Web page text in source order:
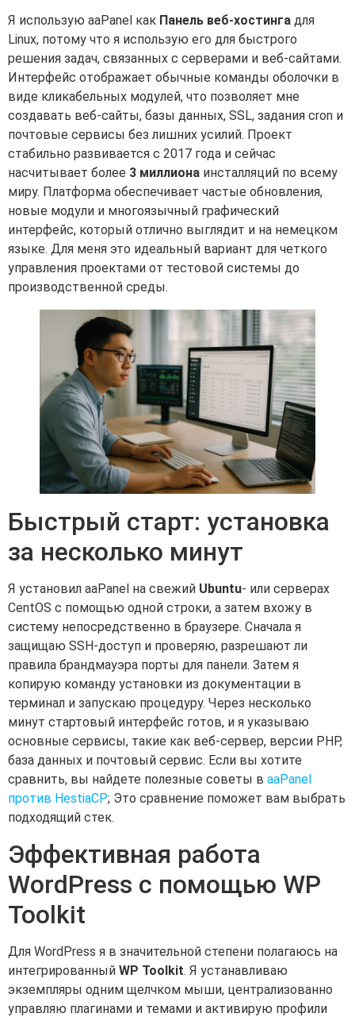
Я использую aaPanel как Панель веб-хостинга для
Linux, потому что я использую его для быстрого
решения задач, связанных с серверами и веб-сайтами.
Интерфейс отображает обычные команды оболочки в
виде кликабельных модулей, что позволяет мне
создавать веб-сайты, базы данных, SSL, задания cron и
почтовые сервисы без лишних усилий. Проект
стабильно развивается с 2017 года и сейчас
насчитывает более 3 миллиона инсталляций по всему
миру. Платформа обеспечивает частые обновления,
новые модули и многоязычный графический
интерфейс, который отлично выглядит и на немецком
языке. Для меня это идеальный вариант для четкого
управления проектами от тестовой системы до
производственной среды.
Быстрый старт: установка
за несколько минут
Я установил aaPanel на свежий Ubuntu- или серверах
CentOS с помощью одной строки, а затем вхожу в
систему непосредственно в браузере. Сначала я
защищаю SSH-доступ и проверяю, разрешают ли
правила брандмауэра порты для панели. Затем я
копирую команду установки из документации в
терминал и запускаю процедуру. Через несколько
минут стартовый интерфейс готов, и я указываю
основные сервисы, такие как веб-сервер, версии PHP,
база данных и почтовый сервис. Если вы хотите
сравнить, вы найдете полезные советы в aaPanel
против HestiaCP; Это сравнение поможет вам выбрать
подходящий стек.
Эффективная работа
WordPress с помощью WP
Toolkit
Для WordPress я в значительной степени полагаюсь на
интегрированный WP Toolkit. Я устанавливаю
экземпляры одним щелчком мыши, централизованно
управляю плагинами и темами и активирую профили